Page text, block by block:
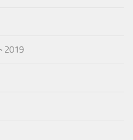
2019